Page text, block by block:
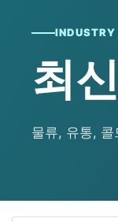
INDUSTRY
최
물류, 유통, 콜